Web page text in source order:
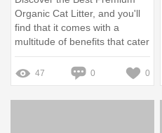
Organic Cat Litter, and you'll
find that it comes with a
multitude of benefits that cater
to both your feline friend and
the environment
47 0 0